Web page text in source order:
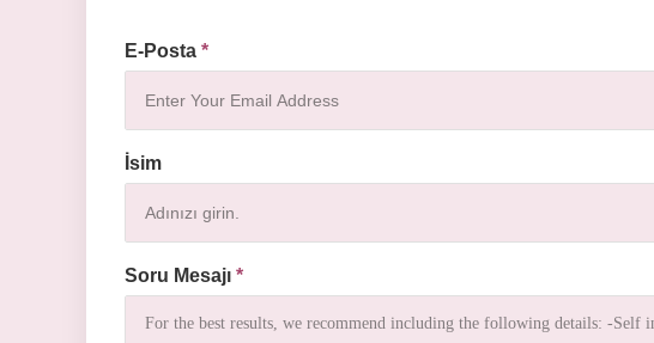
E-Posta *
İsim
Soru Mesajı *